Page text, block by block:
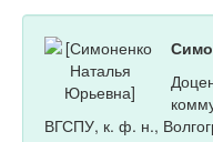
ВГСПУ, к. ф. н.,